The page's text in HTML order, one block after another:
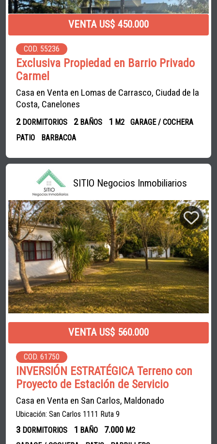
VENTA US$ 450.000
COD. 55236
Exclusiva Propiedad en Barrio Privado
Carmel
Casa en Venta en Lomas de Carrasco, Ciudad de la
Costa, Canelones
2DORMITORIOS 2BAÑOS 1 M2
GARAGE / COCHERA
PATIO
BARBACOA
SITIO Negocios Inmobiliarios
VENTA US$ 560.000
COD. 61750
INVERSIÓN ESTRATÉGICA Terreno con
Proyecto de Estación de Servicio
Casa en Venta en San Carlos, Maldonado
Ubicación: San Carlos 1111 Ruta 9
3 DORMITORIOS 1 BAÑO 7.000 M2